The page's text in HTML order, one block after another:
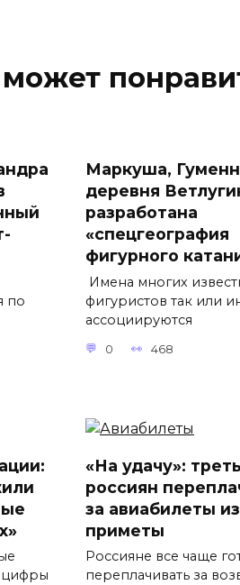
по
Маркуша,
деревня
разработана
«спецгеография
фигурного
Имена многих
фигуристов так или
ассоциируются
0 468
«На удачу»: треть
россиян
за авиабилеты
приметы
Россияне все чаще
переплачивать за